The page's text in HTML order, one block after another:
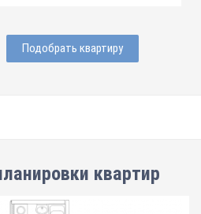
Подобрать квартиру
квартир